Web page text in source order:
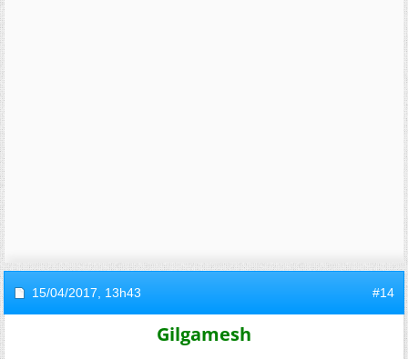
15/04/2017, 13h43 #14
Gilgamesh